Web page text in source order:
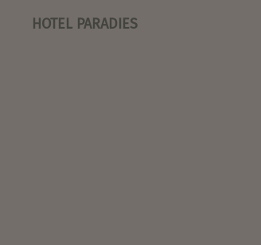
HOTEL PARADIES